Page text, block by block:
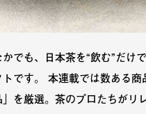
も、日本茶を“飲む”だけ
です。 本連載では数ある
を厳選。茶のプロたちがリ